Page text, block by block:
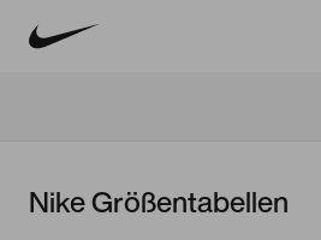
Nike Größentabellen